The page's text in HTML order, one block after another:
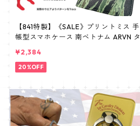
【841特製】《SALE》プリントミス 手
帳型スマホケース 南ベトナム ARVN タ
手帳型スマホケース ユニバーサル スラ
イド式スマホケース L
¥2,384
20%OFF